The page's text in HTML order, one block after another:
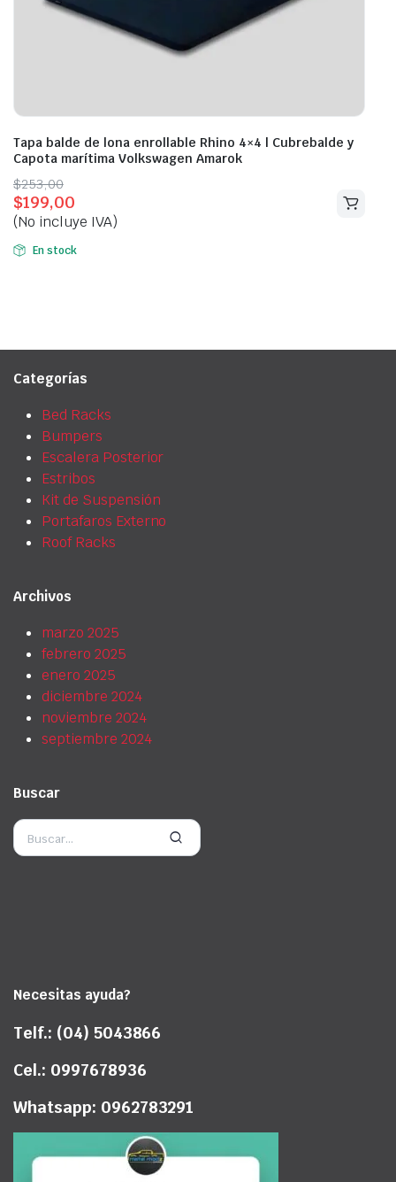
Tapa balde de lona enrollable Rhino 4×4 | Cubrebalde y
Capota marítima Volkswagen Amarok
$253,00
Original
price
was:
$253,00.
$199,00
Current
price
is:
$199,00.
(No incluye IVA)
En stock
Categorías
Bed Racks
Bumpers
Escalera Posterior
Estribos
Kit de Suspensión
Portafaros Externo
Roof Racks
Archivos
marzo 2025
febrero 2025
enero 2025
diciembre 2024
noviembre 2024
septiembre 2024
Buscar
Necesitas ayuda?
Telf.: (04) 5043866
Cel.: 0997678936
Whatsapp: 0962783291